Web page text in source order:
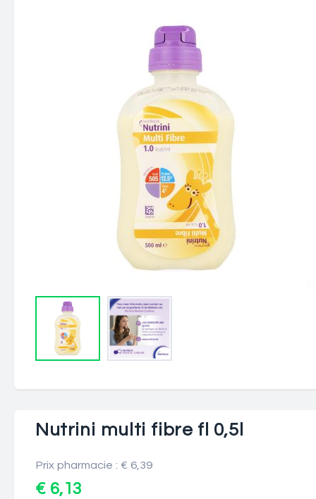
Nutrini multi fibre fl 0,5l
Prix pharmacie : € 6,39
€ 6,13